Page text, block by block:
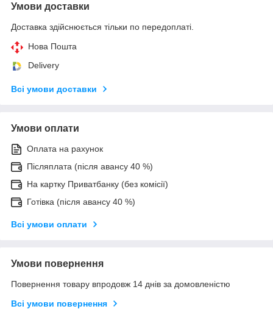
Умови доставки
Доставка здійснюється тільки по передоплаті.
Нова Пошта
Delivery
Всі умови доставки
Умови оплати
Оплата на рахунок
Післяплата (після авансу 40 %)
На картку Приватбанку (без комісії)
Готівка (після авансу 40 %)
Всі умови оплати
Умови повернення
Повернення товару впродовж 14 днів за домовленістю
Всі умови повернення